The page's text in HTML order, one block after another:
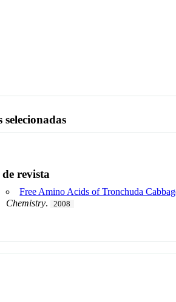
selecionadas
revista
Free Amino Acids of Tronchuda
Chemistry. 2008